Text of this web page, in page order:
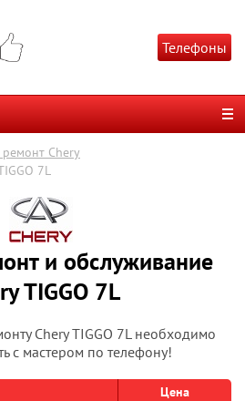
Телефоны
Chery
7L
и обслуживание
TIGGO 7L
Chery TIGGO 7L необходимо
с мастером по телефону!
Цена